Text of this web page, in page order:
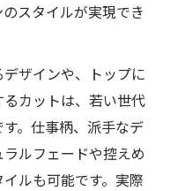
スタイルが実現でき
ザインや、トップに
カットは、若い世代
。仕事柄、派手なデ
ルフェードや控えめ
ルも可能です。実際